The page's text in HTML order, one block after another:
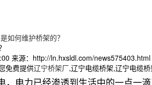
如何维护桥架的？
来源：http://ln.hxsldl.com/news575403.html
免费提供辽宁桥架厂,辽宁电缆桥架,辽宁电缆
电力已经渗透到生活中的一点一滴